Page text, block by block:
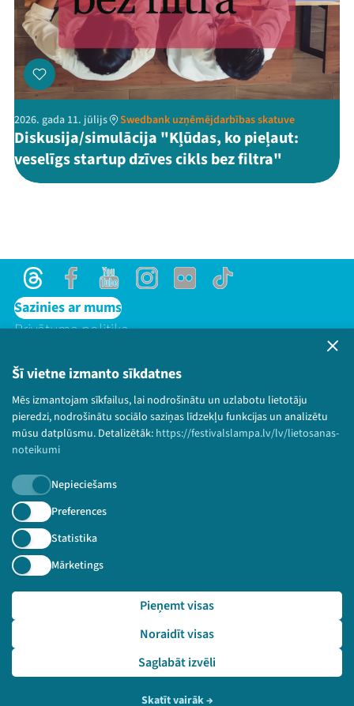
Šī vietne izmanto sīkdatnes
Mēs izmantojam sīkfailus, lai nodrošinātu un uzlabotu lietotāju
pieredzi, nodrošinātu sociālo saziņas līdzekļu funkcijas un analizētu
mūsu datplūsmu. Detalizētāk: https://festivalslampa.lv/lv/lietosanas-
noteikumi
Nepieciešams
Preferences
Statistika
Mārketings
Saglabāt izvēli
Noraidīt visas
Pieņemt visas
Skatīt vairāk→
2026. gada 11. jūlijs Swedbank uzņēmējdarbības skatuve
Diskusija/simulācija "Kļūdas, ko pieļaut:
veselīgs startup dzīves cikls bez filtra"
ThreadsFacebookYoutubeInstagram
Flick TikTok
Sazinies ar mums
Privātuma politika
Bērnu aizsardzības politika
© 2026 Sarunu festivāls LAMPA Visas tiesības
paturētas.
Piesakies jaunumiem!
Nepalaid garām aktuālāko informāciju!
🔗 https://festivalslampa.lv/lv/video-arhivs/2948?sp